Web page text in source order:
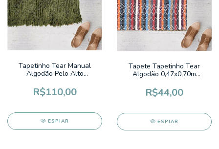
Tapetinho Tear Manual
Algodão Pelo Alto
Verde Oliva Liso
R$110,00
ESPIAR
Tapete Tapetinho Tear
Algodão 0,47x0,70m
R$44,00
ESPIAR